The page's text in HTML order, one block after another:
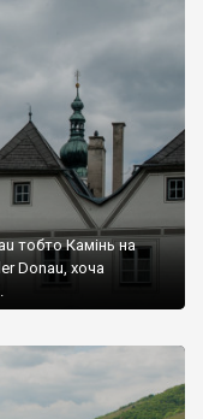
тобто Камінь на
Donau, хоча